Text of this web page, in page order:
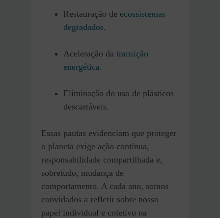
Restauração de ecossistemas
degradados.​
Aceleração da transição
energética.​
Eliminação do uso de plásticos
descartáveis.​
Essas pautas evidenciam que proteger
o planeta exige ação contínua,
responsabilidade compartilhada e,
sobretudo, mudança de
comportamento. A cada ano, somos
convidados a refletir sobre nosso
papel individual e coletivo na